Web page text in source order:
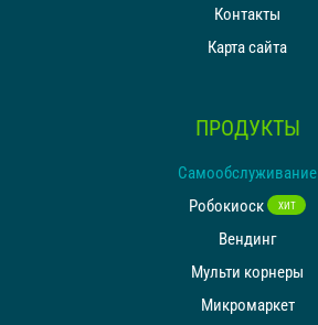
Контакты
Карта сайта
ПРОДУКТЫ
Самообслуживание
Робокиоск
ХИТ
Вендинг
Мульти корнеры
Микромаркет